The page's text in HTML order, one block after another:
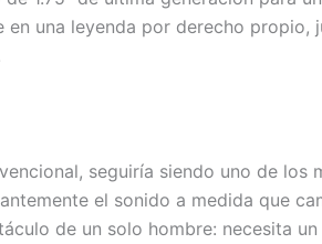
una leyenda por derecho
seguiría siendo uno de los
el sonido a medida que
de un solo hombre: necesita